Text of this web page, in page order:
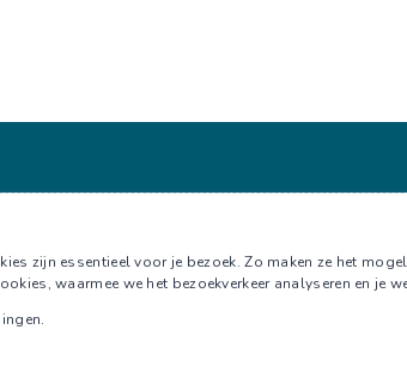
zijn essentieel voor je bezoek. Zo maken ze het
waarmee we het bezoekverkeer analyseren en je